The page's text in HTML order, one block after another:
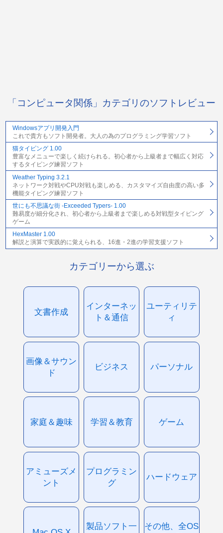
「コンピュータ関係」カテゴリのソフトレビュー
Windowsアプリ開発入門
これで貴方もソフト開発者。大人の為のプログラミング学習ソフト
猫タイピング 1.00
豊富なメニューで楽しく続けられる。初心者から上級者まで幅広く対応
するタイピング練習ソフト
Weather Typing 3.2.1
ネットワーク対戦やCPU対戦も楽しめる、カスタマイズ自由度の高い多
機能タイピング練習ソフト
世にも不思議な街 -Exceeded Typers- 1.00
難易度が細分化され、初心者から上級者まで楽しめる対戦型タイピング
ゲーム
HexMaster 1.00
解説と演算で実践的に覚えられる、16進・2進の学習支援ソフト
カテゴリーから選ぶ
文書作成
インターネッ
ト＆通信
ユーティリテ
ィ
画像＆サウン
ド
ビジネス パーソナル
家庭＆趣味 学習＆教育 ゲーム
アミューズメ
ント
プログラミン
グ
ハードウェア
製品ソフト一
その他、全OS